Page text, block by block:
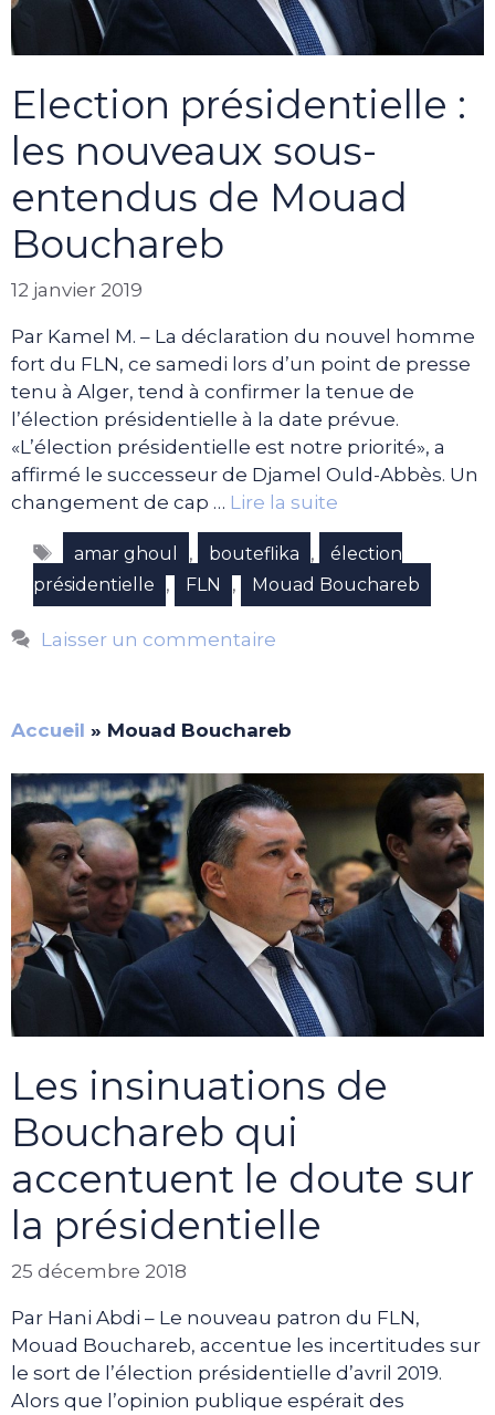
Election présidentielle :
les nouveaux sous-
entendus de Mouad
Bouchareb
12 janvier 2019
Par Kamel M. – La déclaration du nouvel homme
fort du FLN, ce samedi lors d’un point de presse
tenu à Alger, tend à confirmer la tenue de
l’élection présidentielle à la date prévue.
«L’élection présidentielle est notre priorité», a
affirmé le successeur de Djamel Ould-Abbès. Un
changement de cap … Lire la suite
Étiquettes
amar ghoul , bouteflika ,
élection
présidentielle
, FLN , Mouad Bouchareb
Laisser un commentaire
Accueil » Mouad Bouchareb
Les insinuations de
Bouchareb qui
accentuent le doute sur
la présidentielle
25 décembre 2018
Par Hani Abdi – Le nouveau patron du FLN,
Mouad Bouchareb, accentue les incertitudes sur
le sort de l’élection présidentielle d’avril 2019.
Alors que l’opinion publique espérait des